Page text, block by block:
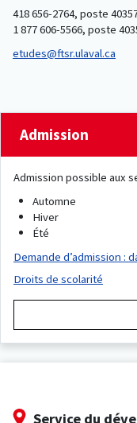
418 656-2764, poste
1 877 606-5566, poste
etudes@ftsr.ulaval.ca
Admission
Admission possible aux
Automne
Hiver
Été
Demande d’admission :
Droits de scolarité
Service du